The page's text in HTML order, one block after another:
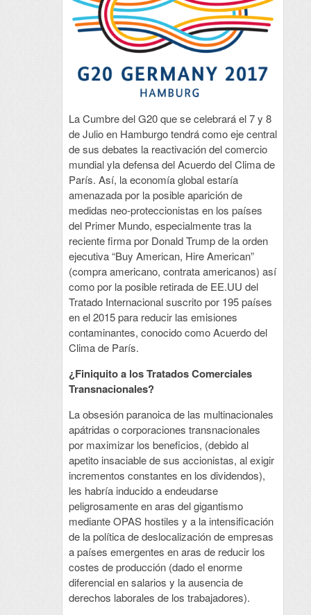
La Cumbre del G20 que se celebrará el 7 y 8
de Julio en Hamburgo tendrá como eje central
de sus debates la reactivación del comercio
mundial yla defensa del Acuerdo del Clima de
París. Así, la economía global estaría
amenazada por la posible aparición de
medidas neo-proteccionistas en los países
del Primer Mundo, especialmente tras la
reciente firma por Donald Trump de la orden
ejecutiva “Buy American, Hire American”
(compra americano, contrata americanos) así
como por la posible retirada de EE.UU del
Tratado Internacional suscrito por 195 países
en el 2015 para reducir las emisiones
contaminantes, conocido como Acuerdo del
Clima de París.
¿Finiquito a los Tratados Comerciales
Transnacionales?
La obsesión paranoica de las multinacionales
apátridas o corporaciones transnacionales
por maximizar los beneficios, (debido al
apetito insaciable de sus accionistas, al exigir
incrementos constantes en los dividendos),
les habría inducido a endeudarse
peligrosamente en aras del gigantismo
mediante OPAS hostiles y a la intensificación
de la política de deslocalización de empresas
a países emergentes en aras de reducir los
costes de producción (dado el enorme
diferencial en salarios y la ausencia de
derechos laborales de los trabajadores).